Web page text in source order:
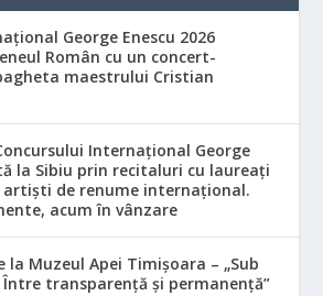
George Enescu 2026
Român cu un concert-
maestrului Cristian
Internațional George
la Sibiu prin recitaluri cu laureați
de renume internațional.
acum în vânzare
la Muzeul Apei Timișoara – „Sub
transparență și permanență”